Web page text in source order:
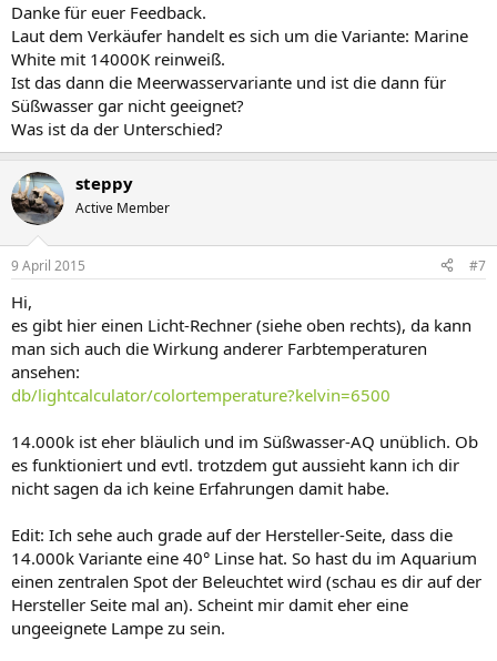
Danke für euer Feedback.
Laut dem Verkäufer handelt es sich um die Variante: Marine
White mit 14000K reinweiß.
Ist das dann die Meerwasservariante und ist die dann für
Süßwasser gar nicht geeignet?
Was ist da der Unterschied?
steppy
Active Member
9 April 2015 #7
Hi,
es gibt hier einen Licht-Rechner (siehe oben rechts), da kann
man sich auch die Wirkung anderer Farbtemperaturen
ansehen:
db/lightcalculator/colortemperature?kelvin=6500
14.000k ist eher bläulich und im Süßwasser-AQ unüblich. Ob
es funktioniert und evtl. trotzdem gut aussieht kann ich dir
nicht sagen da ich keine Erfahrungen damit habe.
Edit: Ich sehe auch grade auf der Hersteller-Seite, dass die
14.000k Variante eine 40° Linse hat. So hast du im Aquarium
einen zentralen Spot der Beleuchtet wird (schau es dir auf der
Hersteller Seite mal an). Scheint mir damit eher eine
ungeeignete Lampe zu sein.